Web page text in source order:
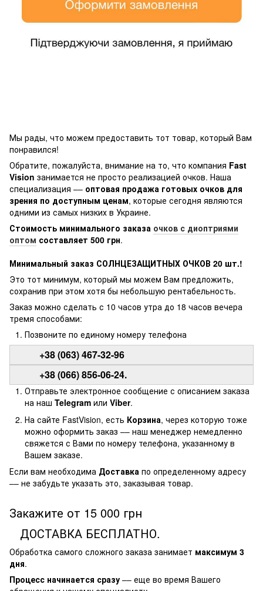
Мы рады, что можем предоставить тот товар, который Вам
понравился!
Обратите, пожалуйста, внимание на то, что компания Fast
Vision занимается не просто реализацией очков. Наша
специализация –– оптовая продажа готовых очков для
зрения по доступным ценам, которые сегодня являются
одними из самых низких в Украине.
Стоимость минимального заказа очков с диоптриями
оптом составляет 500 грн.
Минимальный заказ СОЛНЦЕЗАЩИТНЫХ ОЧКОВ 20 шт.!
Это тот минимум, который мы можем Вам предложить,
сохранив при этом хотя бы небольшую рентабельность.
Заказ можно сделать с 10 часов утра до 18 часов вечера
тремя способами:
Позвоните по единому номеру телефона
+38 (063) 467-32-96
+38 (066) 856-06-24.
Отправьте электронное сообщение с описанием заказа
на наш Telegram или Viber.
На сайте FastVision, есть Корзина, через которую тоже
можно оформить заказ –– наш менеджер немедленно
свяжется с Вами по номеру телефона, указанному в
Вашем заказе.
Если вам необходима Доставка по определенному адресу
–– не забудьте указать это, заказывая товар.
Закажите от 15 000 грн
ДОСТАВКА БЕСПЛАТНО.
Обработка самого сложного заказа занимает максимум 3
дня.
Процесс начинается сразу –– еще во время Вашего